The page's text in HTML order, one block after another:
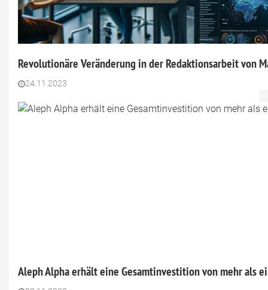
Revolutionäre Veränderung in der Redaktionsarbeit von
24.11.2023
Aleph Alpha erhält eine Gesamtinvestition von mehr als